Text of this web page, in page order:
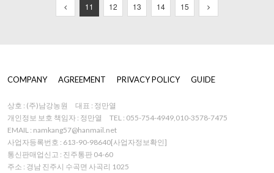
11 12 13 14 15
COMPANY AGREEMENT PRIVACY POLICY GUIDE
상호 : (주)남강농원
대표 : 정만열
개인정보 보호 책임자 : 정만열
TEL : 055-754-4949,010-3578-7475
EMAIL : namkang57@hanmail.net
사업자등록번호 : 613-90-98640[사업자정보확인]
통신판매업신고 : 진주통판 04-60
주소 : 경남 진주시 수곡면 사곡리 1025